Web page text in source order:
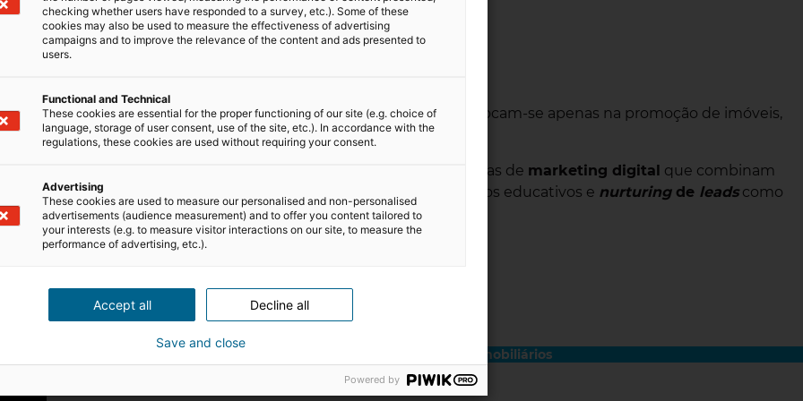
a conversão de leads
que mais prejudicam aconversão de leads. Muitos profissionais focam-se apenas na promoção de imóveis,
que o lead procura, criando valor em cada interação. Estratégias de marketing digital que combinam
imobiliário em Portugal , newsletters segmentadas e conteúdos educativos e nurturing de leads como
aumentam o envolvimento e a confiança.
com clientese acelera a progressão no
ao seu estágio no processo de decisão.
Real Estate” sobre Estratégias de marketing digital para consultores imobiliários
checking whether users have responded to a survey, etc.). Some of these
cookies may also be used to measure the effectiveness of advertising
campaigns and to improve the relevance of the content and ads presented to
users.
Functional and Technical
These cookies are essential for the proper functioning of our site (e.g. choice of
language, storage of user consent, use of the site, etc.). In accordance with the
regulations, these cookies are used without requiring your consent.
Advertising
These cookies are used to measure our personalised and non-personalised
advertisements (audience measurement) and to offer you content tailored to
your interests (e.g. to measure visitor interactions on our site, to measure the
performance of advertising, etc.).
Accept all Decline all
Save and close
Powered by